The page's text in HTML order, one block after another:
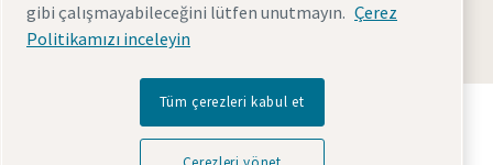
© 2026 Atlas Copco AB
Atlas Copco Group'un geleceği dönüştüren teknolojiyi
nasıl sağladığını keşfedin.
gibi çalışmayabileceğini lütfen unutmayın. Çerez
Politikamızı inceleyin
Tüm çerezleri kabul et